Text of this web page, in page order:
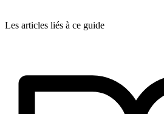
Les articles liés à ce guide